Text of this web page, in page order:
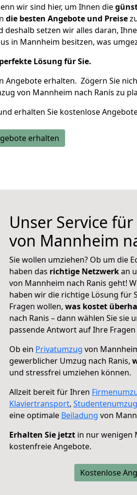
wir sind hier, um Ihnen die
die besten Angebote und Preise
setzen wir alles daran,
in Mannheim besitzen, was
Lösung für Sie.
Angebote erhalten. Zögern Sie
von Mannheim nach Ranis zu
erhalten Sie kostenlose
erhalten
Unser Service
von Mannheim
Sie wollen umziehen? Ob um die
haben das richtige Netzwerkan
von Mannheim nach Ranis geht!
haben wir die richtige Lösung für
Fragen wollen, was kostet
nach Ranis – dann wählen Sie sie
passende Antwort auf Ihre
Ob ein Privatumzug von
gewerblicher Umzug nach Ranis,
und stressfrei umziehen können.
Allzeit bereit für Ihren
Klaviertransport, Studentenumzug
eine optimale Beiladung von
Erhalten Sie jetzt in nur wenigen
kostenfreie Angebote.
Kostenlose